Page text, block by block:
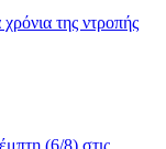
της ντροπής
(6/8) στις